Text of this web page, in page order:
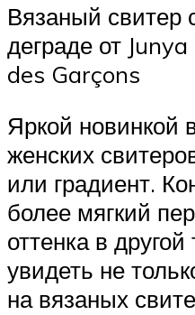
Вязаный свитер
деграде от
des Garçons
Яркой новинкой
женских
или градиент.
более мягкий
оттенка в
увидеть не
на вязаных